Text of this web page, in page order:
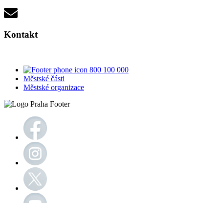
Kontakt
800 100 000
Městské části
Městské organizace